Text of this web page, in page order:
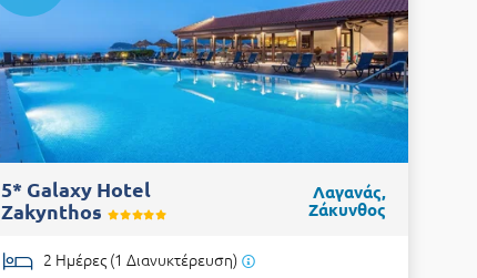
5* Galaxy Hotel
Zakynthos
Λαγανάς,
Ζάκυνθος
2 Ημέρες (1 Διανυκτέρευση)